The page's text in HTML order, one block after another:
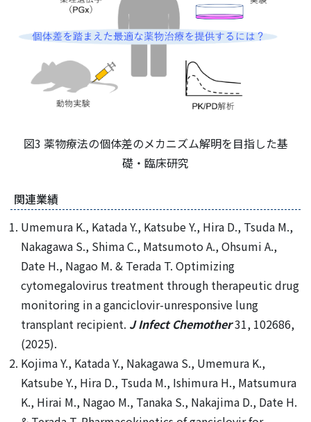
図3 薬物療法の個体差のメカニズム解明を目指した基
礎・臨床研究
関連業績
Umemura K., Katada Y., Katsube Y., Hira D., Tsuda M.,
Nakagawa S., Shima C., Matsumoto A., Ohsumi A.,
Date H., Nagao M. & Terada T. Optimizing
cytomegalovirus treatment through therapeutic drug
monitoring in a ganciclovir-unresponsive lung
transplant recipient. J Infect Chemother31, 102686,
(2025).
Kojima Y., Katada Y., Nakagawa S., Umemura K.,
Katsube Y., Hira D., Tsuda M., Ishimura H., Matsumura
K., Hirai M., Nagao M., Tanaka S., Nakajima D., Date H.